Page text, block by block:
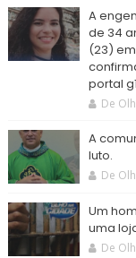
A
de 34
(23)
portal
De
A
luto.
De
Um
uma
De